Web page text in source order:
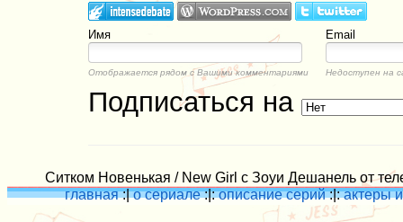
Имя Email
Отображается рядом с Вашими комментариями Недоступен на
Подписаться на
Ситком Новенькая / New Girl с Зоуи Дешанель от
главная:|о сериале:|:описание серий:|:актеры